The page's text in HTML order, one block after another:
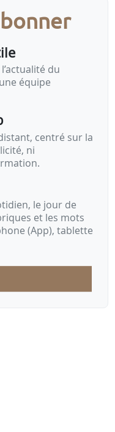
du
équipe
centré sur la
ni
le jour de
et les mots
(App), tablette